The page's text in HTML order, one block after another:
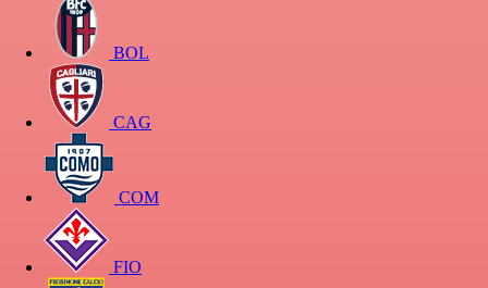
BOL
CAG
COM
FIO